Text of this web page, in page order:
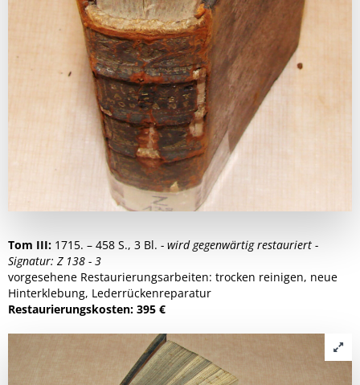
Tom III: 1715. – 458 S., 3 Bl. - wird gegenwärtig restauriert -
Signatur: Z 138 - 3
vorgesehene Restaurierungsarbeiten: trocken reinigen, neue
Hinterklebung, Lederrückenreparatur
Restaurierungskosten: 395 €